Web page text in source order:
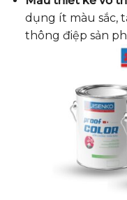
dụng ít màu sắc,
thông điệp sản